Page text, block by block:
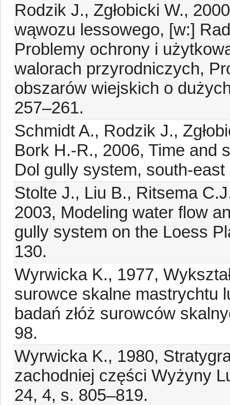
Rodzik J., Zgłobicki W.,
wąwozu lessowego, [w:]
Problemy ochrony i
walorach przyrodniczych,
obszarów wiejskich o
257–261.
Schmidt A., Rodzik J.,
Bork H.-R., 2006, Time and
Dol gully system, south-
Stolte J., Liu B., Ritsema
2003, Modeling water flow
gully system on the Loess
130.
Wyrwicka K., 1977,
surowce skalne mastrychtu
badań złóż surowców
98.
Wyrwicka K., 1980,
zachodniej części Wyżyny
24, 4, s. 805–819.